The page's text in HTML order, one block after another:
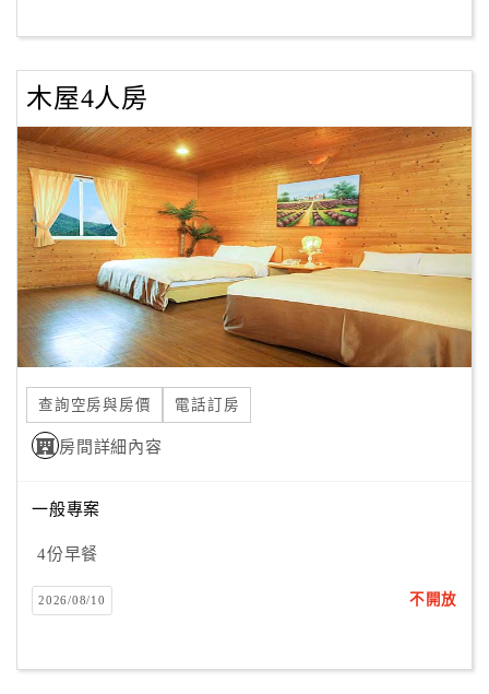
商
合
作
旅
伴
計
劃
商
品
宣
傳
木屋4人房
查詢空房與房價 電話訂房
房間詳細內容
一般專案
4份早餐
2026/08/10 不開放